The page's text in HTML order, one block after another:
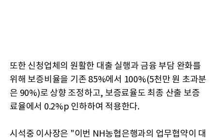
또한 신청업체의 원활한 대출 실행과 금융 부담 완화를
위해 보증비율을 기존 85%에서 100%(5천만 원 초과분
은 90%)로 상향 조정하고, 보증료율도 최종 산출 보증
료율에서 0.2%p 인하하여 적용한다.
시석중 이사장은 "이번 NH농협은행과의 업무협약이 대